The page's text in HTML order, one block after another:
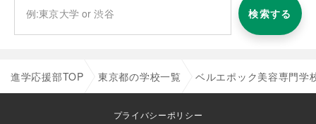
検索する
進学応援部TOP 東京都の学校一覧 ベルエポック美容専門学
プライバシーポリシー